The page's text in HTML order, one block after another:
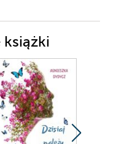
książki